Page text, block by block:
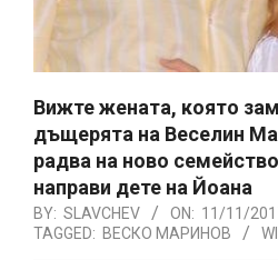
Вижте жената, която
дъщерята на Веселин
радва на ново
направи дете на Йоана
BY: SLAVCHEV ON: 11/11/
TAGGED: ВЕСКО МАРИНОВ